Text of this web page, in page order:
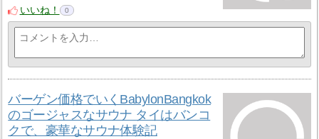
いいね！
0
バーゲン価格でいくBabylonBangkok
のゴージャスなサウナ タイはバンコ
クで、豪華なサウナ体験記